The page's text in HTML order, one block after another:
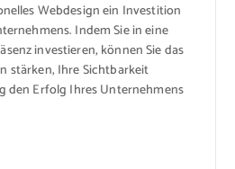
Webdesign ein Investition
Indem Sie in eine
investieren, können Sie das
stärken, Ihre Sichtbarkeit
den Erfolg Ihres Unternehmens